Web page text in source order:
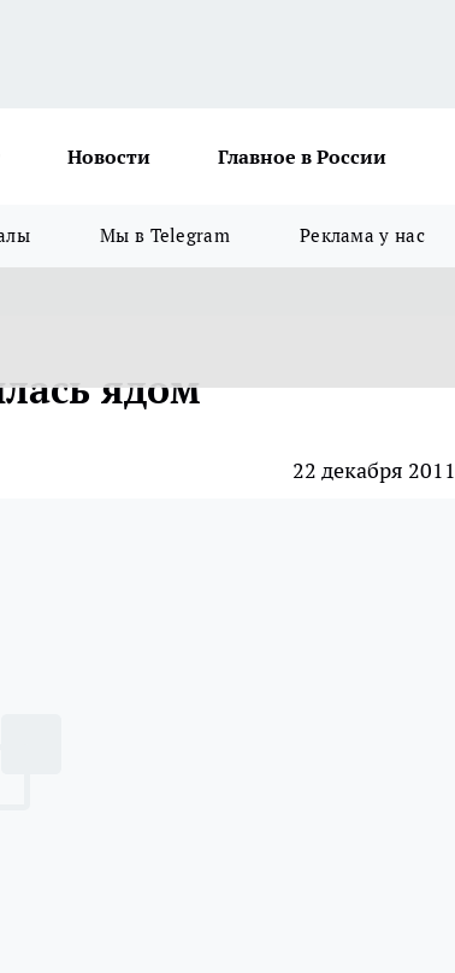
Новости Главное в России
Мы в Telegram Реклама у нас
ядом
22 декабря 2011